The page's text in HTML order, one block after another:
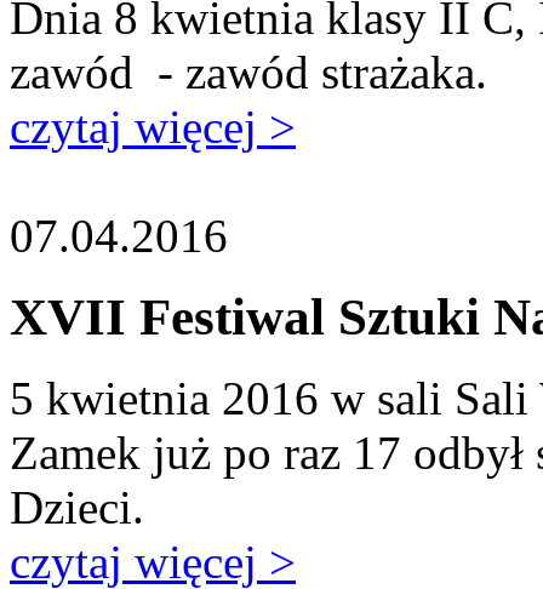
Dnia 8 kwietnia klasy II
zawód - zawód strażaka.
czytaj więcej >
07.04.2016
XVII Festiwal Sztuki
5 kwietnia 2016 w sali
Zamek już po raz 17
Dzieci.
czytaj więcej >